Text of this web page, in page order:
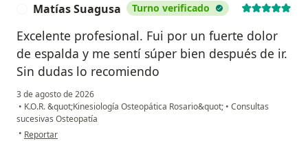
Matías Suagusa Turno verificado
Excelente profesional. Fui por un fuerte dolor
de espalda y me sentí súper bien después de ir.
Sin dudas lo recomiendo
3 de agosto de 2026
• K.O.R. &quot;Kinesiología Osteopática Rosario&quot; • Consultas
sucesivas Osteopatía
• en opinión del usuario Matías Suagusa
Reportar